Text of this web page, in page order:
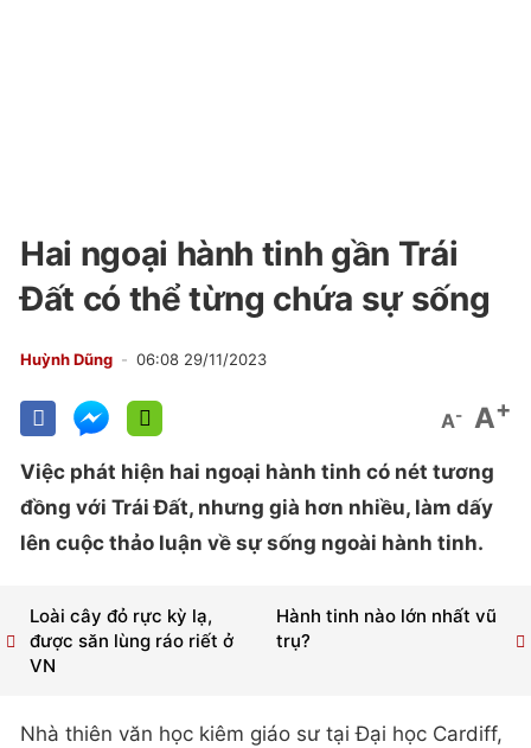
Hai ngoại hành tinh gần Trái
Đất có thể từng chứa sự sống
Huỳnh Dũng 06:08 29/11/2023
A- A+
Việc phát hiện hai ngoại hành tinh có nét tương
đồng với Trái Đất, nhưng già hơn nhiều, làm dấy
lên cuộc thảo luận về sự sống ngoài hành tinh.
Hành tinh nào lớn nhất vũ
trụ?
Loài cây đỏ rực kỳ lạ,
được săn lùng ráo riết ở
VN
Nhà thiên văn học kiêm giáo sư tại Đại học Cardiff,